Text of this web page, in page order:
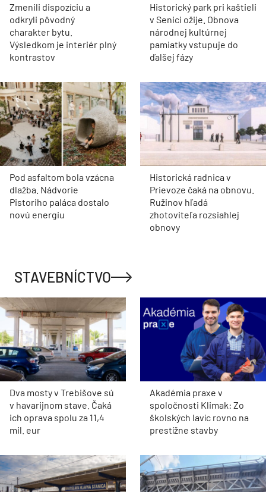
Zmenili dispozíciu a
odkryli pôvodný
charakter bytu.
Výsledkom je interiér plný
kontrastov
Historický park pri kaštieli
v Senici ožije. Obnova
národnej kultúrnej
pamiatky vstupuje do
ďalšej fázy
Pod asfaltom bola vzácna
dlažba. Nádvorie
Pistoriho paláca dostalo
novú energiu
Historická radnica v
Prievoze čaká na obnovu.
Ružinov hľadá
zhotoviteľa rozsiahlej
obnovy
STAVEBNÍCTVO
Dva mosty v Trebišove sú
v havarijnom stave. Čaká
ich oprava spolu za 11,4
mil. eur
Akadémia praxe v
spoločnosti Klimak: Zo
školských lavíc rovno na
prestížne stavby